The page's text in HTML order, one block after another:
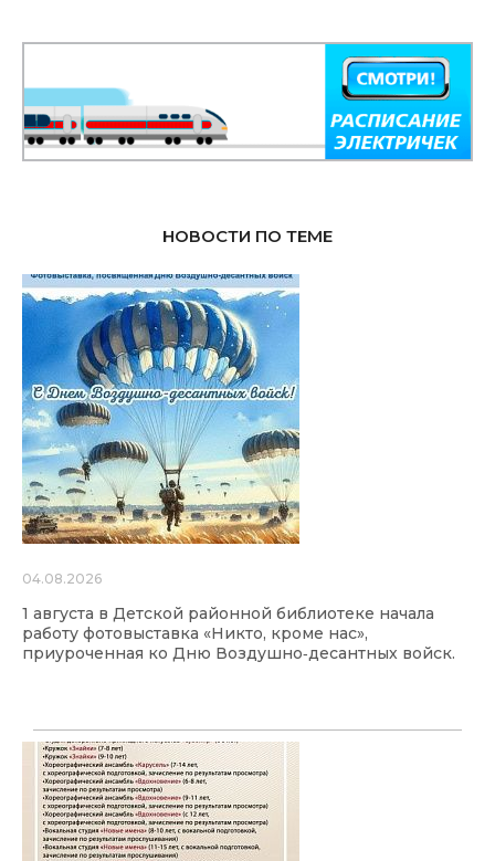
НОВОСТИ ПО ТЕМЕ
04.08.2026
1 августа в Детской районной библиотеке начала
работу фотовыставка «Никто, кроме нас»,
приуроченная ко Дню Воздушно‑десантных войск.